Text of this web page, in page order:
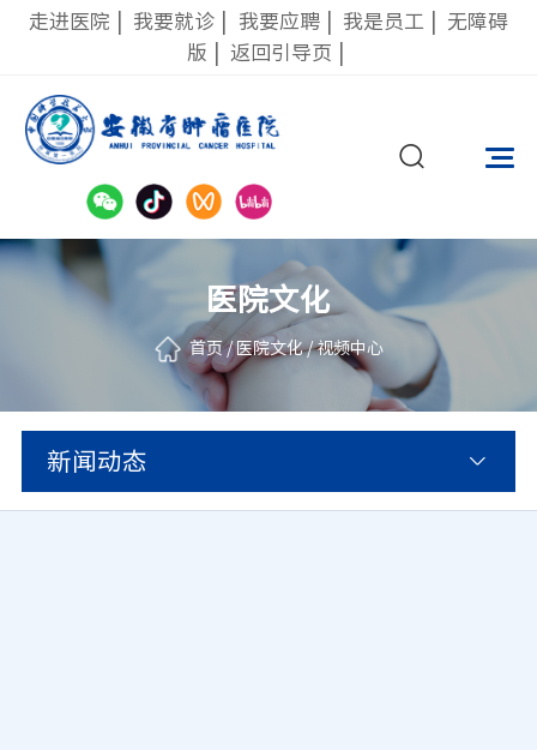
走进医院 我要就诊 我要应聘 我是员工
无障碍
版
返回引导页
医院文化
首页/ 医院文化/视频中心
新闻动态